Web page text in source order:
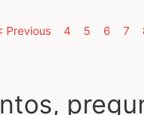
Previous 4 5 6 7